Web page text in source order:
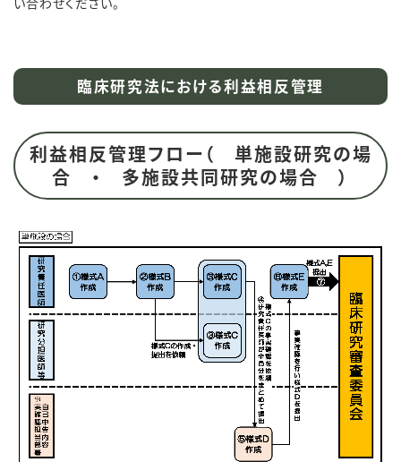
臨床研究法における利益相反管理
利益相反管理フロー（ 単施設研究の場
合 ・ 多施設共同研究の場合 ）